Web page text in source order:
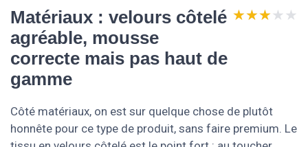
Matériaux : velours côtelé
agréable, mousse
correcte mais pas haut de
gamme
★★★★★
★★★★★
Côté matériaux, on est sur quelque chose de plutôt
honnête pour ce type de produit, sans faire premium. Le